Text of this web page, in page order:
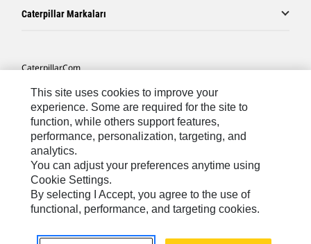
Caterpillar Markaları
Caterpillar.com
Caterpillar Müşteri Hizmetleri Ve Iletişim
Site Haritası
Cookie Settings
Yasal
Gizlilik
Africa, Middle East ‧ Türk© 2026 Caterpillar. Tüm Hakları Saklıdır.
This site uses cookies to improve your
experience. Some are required for the site to
function, while others support features,
performance, personalization, targeting, and
analytics.
You can adjust your preferences anytime using
Cookie Settings.
By selecting I Accept, you agree to the use of
functional, performance, and targeting cookies.